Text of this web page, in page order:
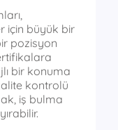
için büyük bir
pozisyon
bir konuma
kontrolü
iş bulma